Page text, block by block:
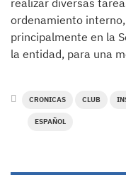
realizar diversas
ordenamiento interno,
principalmente en la
la entidad, para una
CRONICAS CLUB
ESPAÑOL